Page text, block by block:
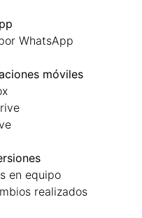
WhatsApp
móviles
en equipo
realizados